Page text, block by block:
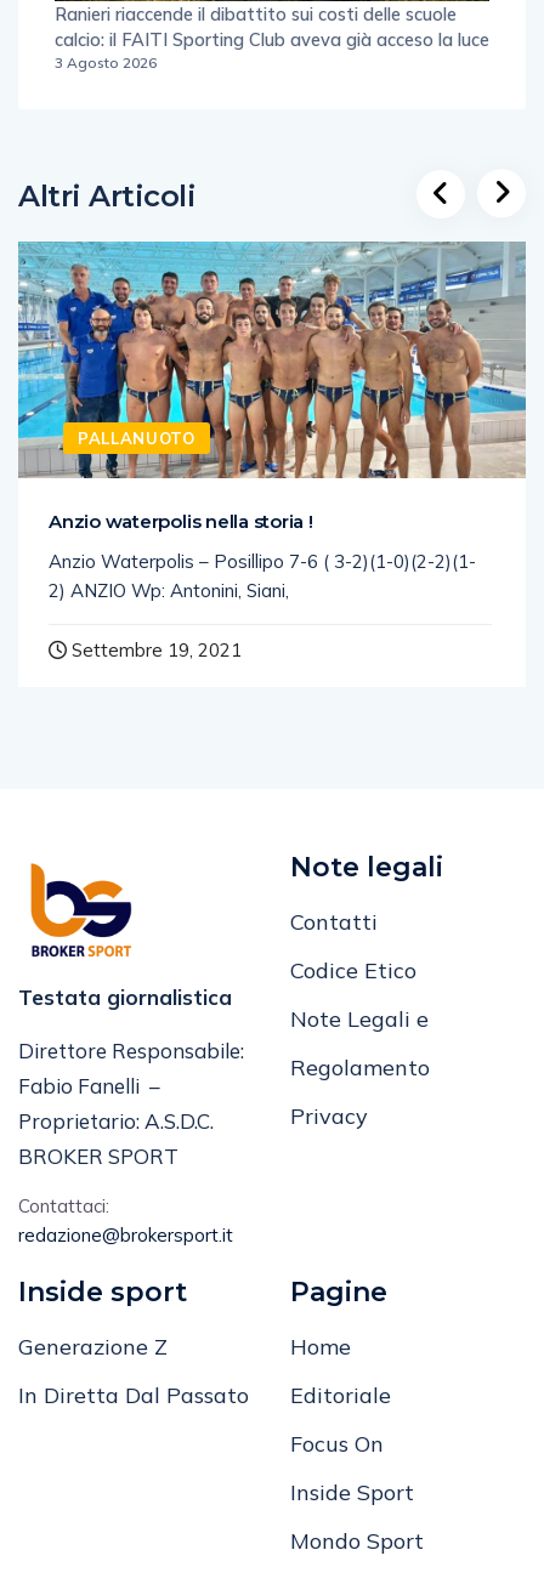
Ranieri riaccende il dibattito sui costi delle scuole
calcio: il FAITI Sporting Club aveva già acceso la luce
3 Agosto 2026
Altri Articoli
PALLANUOTO
Anzio waterpolis nella storia !
Anzio Waterpolis – Posillipo 7-6 ( 3-2)(1-0)(2-2)(1-
2) ANZIO Wp: Antonini, Siani,
Settembre 19, 2021
Testata giornalistica
Direttore Responsabile:
Fabio Fanelli –
Proprietario: A.S.D.C.
BROKER SPORT
Contattaci:
redazione@brokersport.it
Note legali
Contatti
Codice Etico
Note Legali e
Regolamento
Privacy
Inside sport
Generazione Z
In Diretta Dal Passato
Pagine
Home
Editoriale
Focus On
Inside Sport
Mondo Sport